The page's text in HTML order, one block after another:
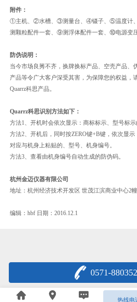
附件：
①主机、②水槽、③测量台、④镊子、⑤温度计
测颗粒配件一套、⑨测浮体配件一套、⑩电源变
防伪说明：
当今市场良莠不齐，换牌换标产品、空壳产品、
产品等令广大客户深受其害，为保障您的权益，
Quarrz科思产品。
Quarrz科思识别方法如下：
方法1、开机时会依次显示：商标标示、型号标示(
方法2、开机后，同时按ZERO键+B键，依次显
对应与机身上粘贴的、型号、机身编号。
方法3、查看由机身编号自动生成的防伪码。
杭州金迈仪器有限公司
地址：杭州经济技术开发区 世茂江滨商业中心2
编辑：hbf 日期：2016.12.1
0571-
热线电
浙公网安备33011802000622号